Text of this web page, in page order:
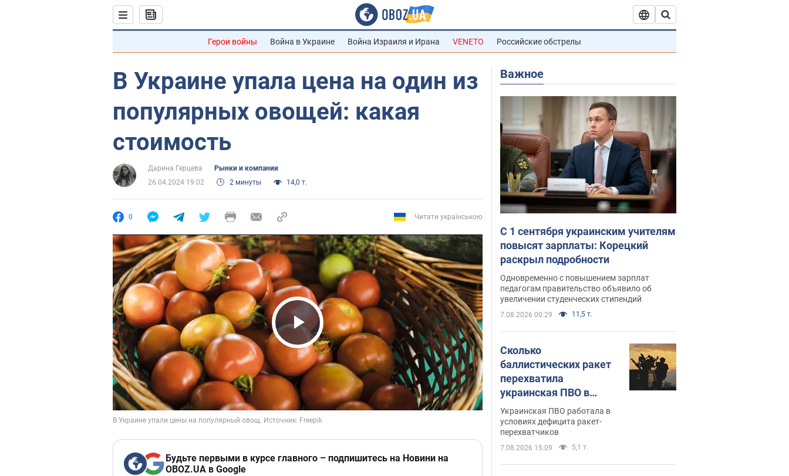
Герои войны Война в Украине Война Израиля и Ирана VENETO Российские обстрелы
В Украине упала цена на один из
популярных овощей: какая
стоимость
Дарина Герцева
Рынки и компании
26.04.2024 19:02
2 минуты 14,0 т.
0 Читати українською
Play Video
Будьте первыми в курсе главного – подпишитесь на Новини на
OBOZ.UA в Google
Важное
С 1 сентября украинским учителям
повысят зарплаты: Корецкий
раскрыл подробности
Одновременно с повышением зарплат
педагогам правительство объявило об
увеличении студенческих стипендий
7.08.2026 00:29 11,5 т.
Сколько
баллистических ракет
перехватила
украинская ПВО в
июле: в Минобороны
назвали цифру
Украинская ПВО работала в
условиях дефицита ракет-
перехватчиков
7.08.2026 15:09 5,1 т.